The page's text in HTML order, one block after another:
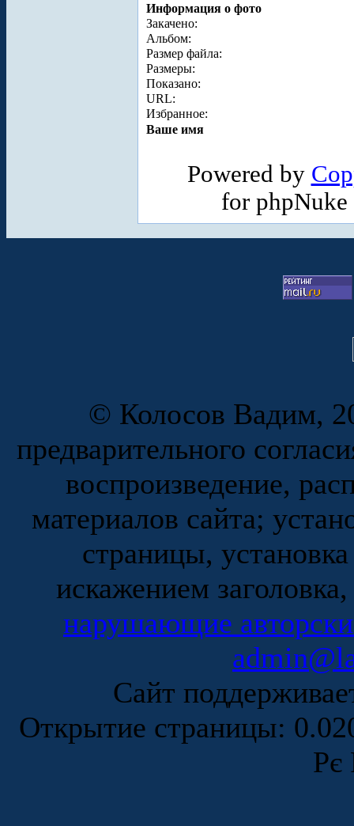
Информация о фото
Закачено:
Альбом:
Размер файла:
Размеры:
Показано:
URL:
Избранное:
Ваше имя
Powered by
for
© Колосов Вадим,
предварительного
воспроизведение,
материалов сайта;
страницы,
искажением
нарушающие
Сайт
Открытие страницы:
Рє